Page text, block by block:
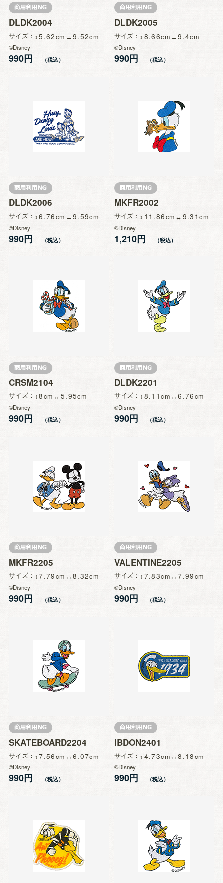
DLDK2004
サイズ 5.62 9.52
©Disney
990円
DLDK2005
サイズ 8.66 9.4
©Disney
990円
DLDK2006
サイズ 6.76 9.59
©Disney
990円
MKFR2002
サイズ 11.86 9.31
©Disney
1,210円
CRSM2104
サイズ 8 5.95
©Disney
990円
DLDK2201
サイズ 8.11 6.76
©Disney
990円
MKFR2205
サイズ 7.79 8.32
©Disney
990円
VALENTINE2205
サイズ 7.83 7.99
©Disney
990円
SKATEBOARD2204
サイズ 7.56 6.07
©Disney
990円
IBDON2401
サイズ 4.73 8.18
©Disney
990円